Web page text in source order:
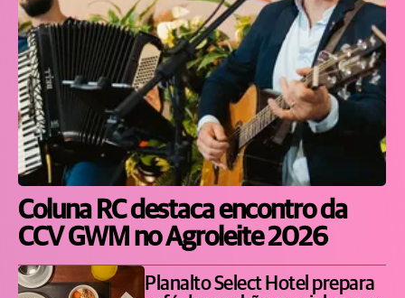
Coluna RC destaca encontro da
CCV GWM no Agroleite 2026
Planalto Select Hotel prepara